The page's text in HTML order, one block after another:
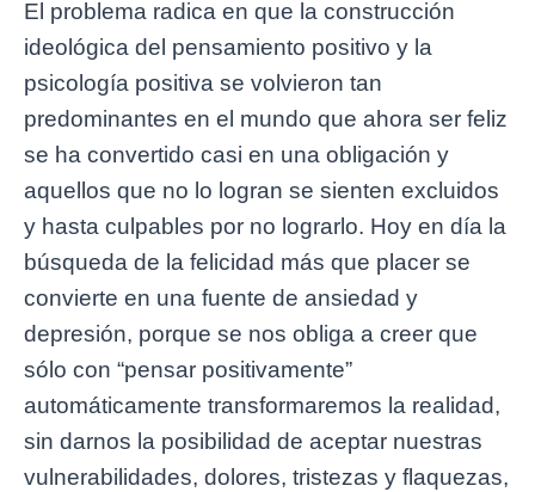
El problema radica en que la construcción
ideológica del pensamiento positivo y la
psicología positiva se volvieron tan
predominantes en el mundo que ahora ser feliz
se ha convertido casi en una obligación y
aquellos que no lo logran se sienten excluidos
y hasta culpables por no lograrlo. Hoy en día la
búsqueda de la felicidad más que placer se
convierte en una fuente de ansiedad y
depresión, porque se nos obliga a creer que
sólo con “pensar positivamente”
automáticamente transformaremos la realidad,
sin darnos la posibilidad de aceptar nuestras
vulnerabilidades, dolores, tristezas y flaquezas,